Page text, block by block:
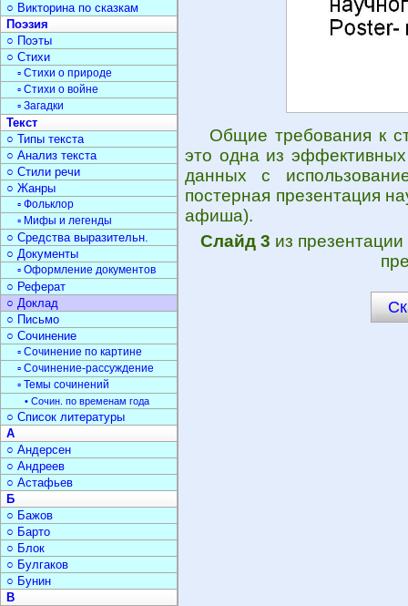
Общие требования к
это одна из
данных с
постерная презентация
афиша).
Слайд 3 из презентации
○ Викторина по сказкам
Поэзия
○ Поэты
○ Стихи
▫ Стихи о природе
▫ Стихи о войне
▫ Загадки
Текст
○ Типы текста
○ Анализ текста
○ Стили речи
○ Жанры
▫ Фольклор
▫ Мифы и легенды
○ Средства выразительн.
○ Документы
▫ Оформление документов
○ Реферат
○ Доклад
○ Письмо
○ Сочинение
▫ Сочинение по картине
▫ Сочинение-рассуждение
▫ Темы сочинений
• Сочин. по временам года
○ Список литературы
А
○ Андерсен
○ Андреев
○ Астафьев
Б
○ Бажов
○ Барто
○ Блок
○ Булгаков
○ Бунин
В